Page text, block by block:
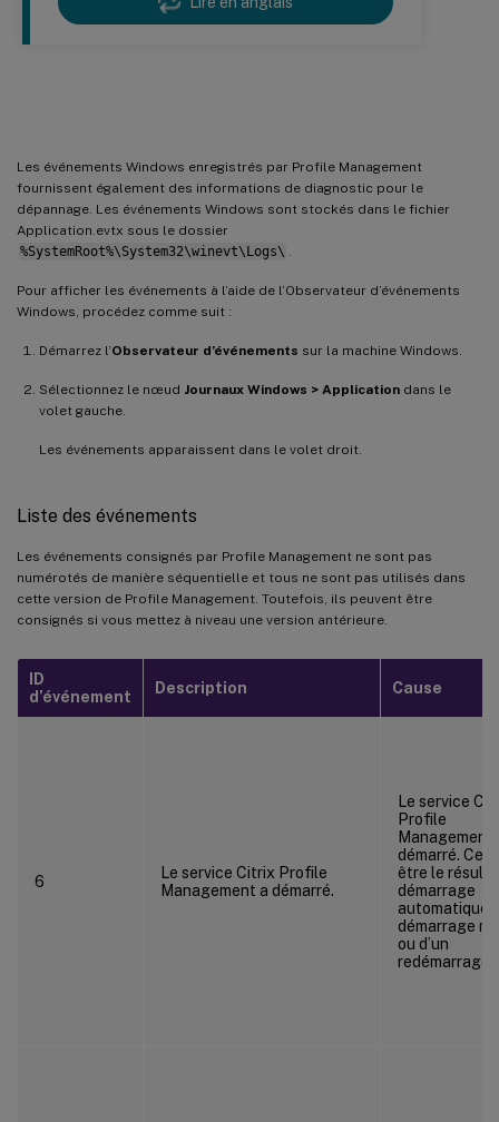
Les événements Windows enregistrés par Profile Management
fournissent également des informations de diagnostic pour le
dépannage. Les événements Windows sont stockés dans le fichier
Application.evtx sous le dossier
%SystemRoot%\System32\winevt\Logs\
Pour afficher les événements à l’aide de l’Observateur d’événements
Windows, procédez comme suit :
Démarrez l’Observateur d’événements sur la machine Windows.
Sélectionnez le nœud Journaux Windows > Application dans le
volet gauche.
Les événements apparaissent dans le volet droit.
Liste des événements
Les événements consignés par Profile Management ne sont pas
numérotés de manière séquentielle et tous ne sont pas utilisés dans
cette version de Profile Management. Toutefois, ils peuvent être
consignés si vous mettez à niveau une version antérieure.
ID
d’événement
Description Cause
6
Le service Citrix Profile
Management a démarré.
Le service
Profile
Management
démarré.
être le
démarrage
automatique,
démarrage
ou d’un
redémarrage.